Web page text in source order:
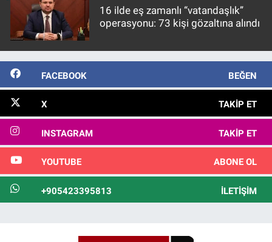
16 ilde eş zamanlı “vatandaşlık”
operasyonu: 73 kişi gözaltına alındı
FACEBOOK BEĞEN
X TAKIP ET
INSTAGRAM TAKIP ET
YOUTUBE ABONE OL
+905423395813 İLETIŞIM